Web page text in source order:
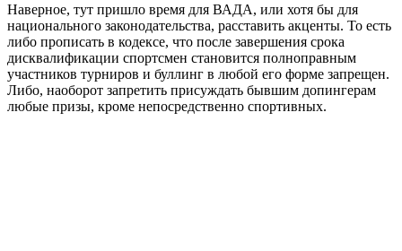
Наверное, тут пришло время для ВАДА, или хотя бы для
национального законодательства, расставить акценты. То есть
либо прописать в кодексе, что после завершения срока
дисквалификации спортсмен становится полноправным
участников турниров и буллинг в любой его форме запрещен.
Либо, наоборот запретить присуждать бывшим допингерам
любые призы, кроме непосредственно спортивных.